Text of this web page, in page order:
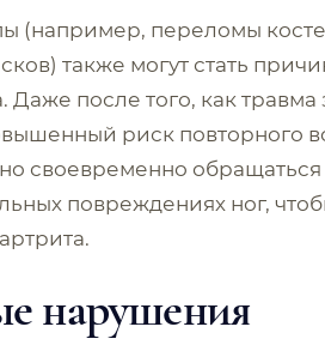
(например, переломы
также могут стать
Даже после того, как
риск повторного
своевременно
повреждениях ног,
нарушения